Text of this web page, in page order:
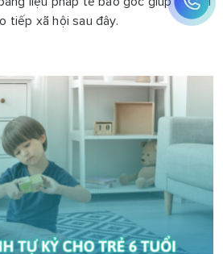
tiếp xã hội sau đây.